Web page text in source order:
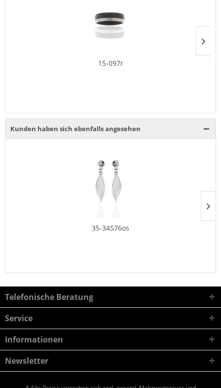
15-097r
Kunden haben sich ebenfalls angesehen
35-34576os
Telefonische Beratung
Service
Informationen
Newsletter